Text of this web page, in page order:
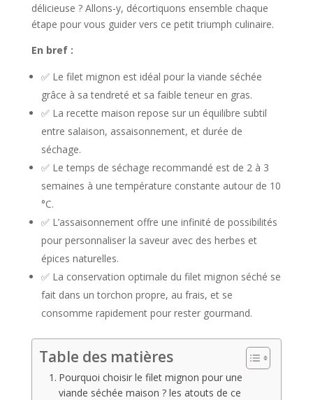
délicieuse ? Allons-y, décortiquons ensemble chaque
étape pour vous guider vers ce petit triumph culinaire.
En bref :
✅ Le filet mignon est idéal pour la viande séchée
grâce à sa tendreté et sa faible teneur en gras.
✅ La recette maison repose sur un équilibre subtil
entre salaison, assaisonnement, et durée de
séchage.
✅ Le temps de séchage recommandé est de 2 à 3
semaines à une température constante autour de 10
°C.
✅ L’assaisonnement offre une infinité de possibilités
pour personnaliser la saveur avec des herbes et
épices naturelles.
✅ La conservation optimale du filet mignon séché se
fait dans un torchon propre, au frais, et se
consomme rapidement pour rester gourmand.
Table des matières
Pourquoi choisir le filet mignon pour une
viande séchée maison ? les atouts de ce